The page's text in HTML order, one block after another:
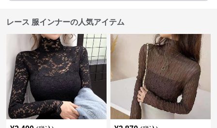
レース 服インナーの人気アイテム